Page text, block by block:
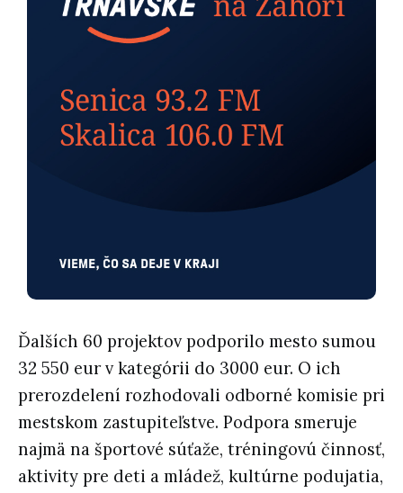
Ďalších 60 projektov podporilo mesto sumou
32 550 eur v kategórii do 3000 eur. O ich
prerozdelení rozhodovali odborné komisie pri
mestskom zastupiteľstve. Podpora smeruje
najmä na športové súťaže, tréningovú činnosť,
aktivity pre deti a mládež, kultúrne podujatia,